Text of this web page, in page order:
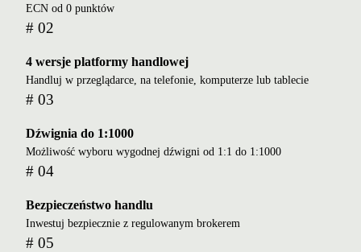
ECN od 0 punktów
# 02
4 wersje platformy handlowej
Handluj w przeglądarce, na telefonie, komputerze lub tablecie
# 03
Dźwignia do 1:1000
Możliwość wyboru wygodnej dźwigni od 1:1 do 1:1000
# 04
Bezpieczeństwo handlu
Inwestuj bezpiecznie z regulowanym brokerem
# 05